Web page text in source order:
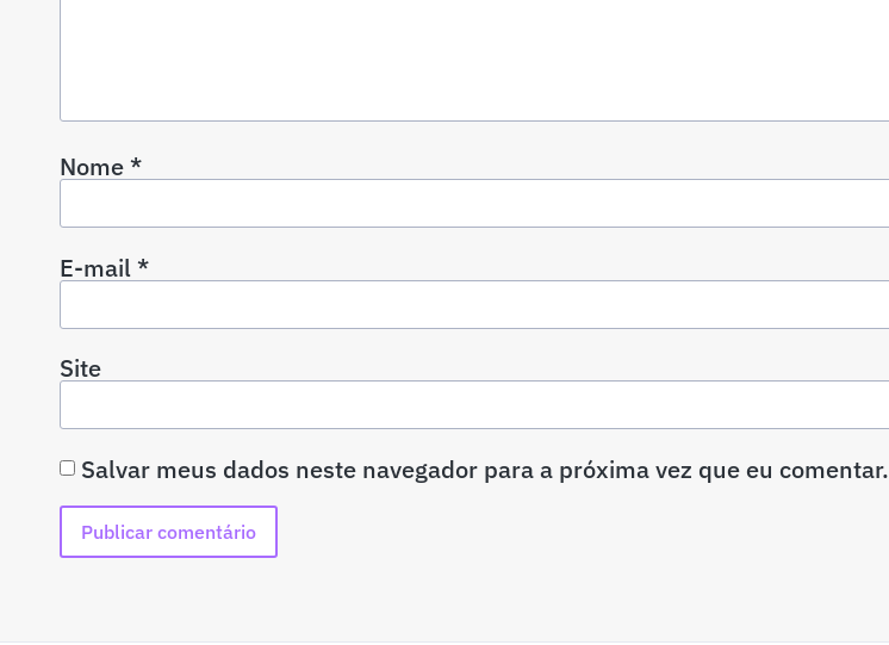
Nome*
E-mail*
Site
Salvar meus dados neste navegador para a próxima vez que eu comentar.